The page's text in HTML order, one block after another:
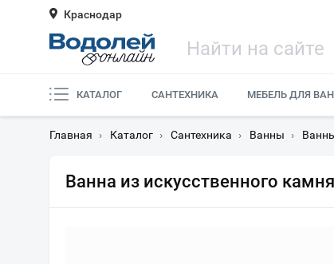
Краснодар
КАТАЛОГ САНТЕХНИКА МЕБЕЛЬ ДЛЯ
Главная › Каталог › Сантехника › Ванны ›
Ванна из искусственного